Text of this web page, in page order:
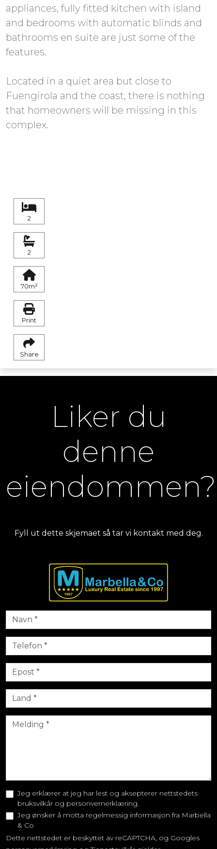
appliances, fully fitted kitchen with island
and bedrooms with automatic blinds and
bathrooms en suite are just some of the
features.
Located in a quiet area but close to
Fuengirola and the coast, there is nothing
that homeowners will be missing in this
complex.
2
2
70m²
Print
Share
Liker du
denne
eiendommen?
Fyll ut dette skjemaet så tar vi kontakt med deg.
Jeg erklærer at jeg har lest og aksepterer nettstedets
bruksvilkår og personvernerklæring.
Jeg ønsker å motta regelmessig informasjon fra Marbella
& Co
Dette nettstedet er beskyttet av reCAPTCHA, og Googles